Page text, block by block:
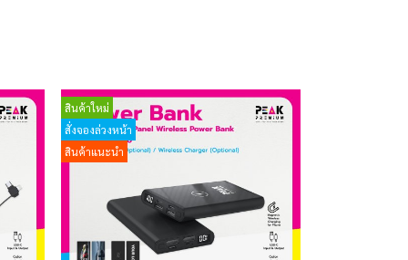
สินค้าใหม่
สั่งจองล่วงหน้า
สินค้าแนะนำ